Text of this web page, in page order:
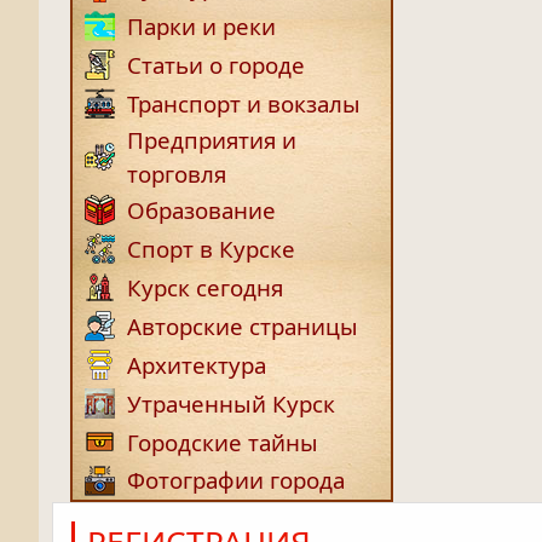
Парки и реки
Статьи о городе
Транспорт и вокзалы
Предприятия и
торговля
Образование
Спорт в Курске
Курск сегодня
Авторские страницы
Архитектура
Утраченный Курск
Городские тайны
Фотографии города